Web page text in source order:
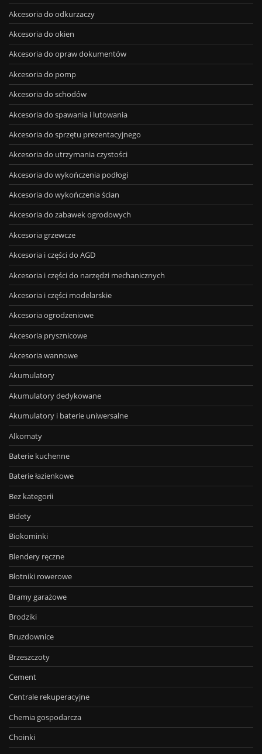
Akcesoria do odkurzaczy
Akcesoria do okien
Akcesoria do opraw dokumentów
Akcesoria do pomp
Akcesoria do schodów
Akcesoria do spawania i lutowania
Akcesoria do sprzętu prezentacyjnego
Akcesoria do utrzymania czystości
Akcesoria do wykończenia podłogi
Akcesoria do wykończenia ścian
Akcesoria do zabawek ogrodowych
Akcesoria grzewcze
Akcesoria i części do AGD
Akcesoria i części do narzędzi mechanicznych
Akcesoria i części modelarskie
Akcesoria ogrodzeniowe
Akcesoria prysznicowe
Akcesoria wannowe
Akumulatory
Akumulatory dedykowane
Akumulatory i baterie uniwersalne
Alkomaty
Baterie kuchenne
Baterie łazienkowe
Bez kategorii
Bidety
Biokominki
Blendery ręczne
Błotniki rowerowe
Bramy garażowe
Brodziki
Bruzdownice
Brzeszczoty
Cement
Centrale rekuperacyjne
Chemia gospodarcza
Choinki